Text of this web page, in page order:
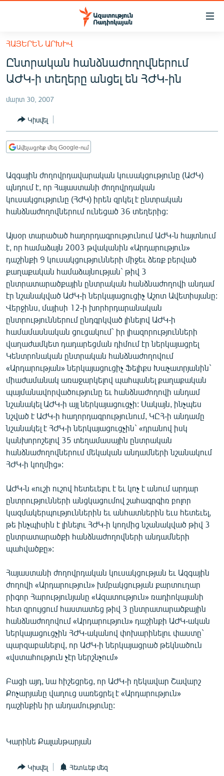
Մատչելիության
հիմնական
բովանդակությանը
Անցնել
հիմնական
մենյուին
ՀԱՅԱՍՏԱՆ
ՔԱՂԱՔԱԿԱՆ
ԸՆՏՐՈՒԹՅՈՒՆՆԵՐ 2026
ԻՐԱՎՈՒՆՔ
ՀԱՍԱՐԱԿՈՒԹՅՈՒՆ
ՂԱՐԱԲԱՂ
ՊԱՏԵՐԱԶՄԻ 6 ՇԱԲԱԹՆԵՐԸ
ՏԱՐԱԾԱՇՐՋԱՆ
ՄԻՋԱԶԳԱՅԻՆ
ՄՇԱԿՈՒՅԹ
ՍՊՈՐՏ
ՄԵԿՆԱԲԱՆՈՒԹՅՈՒՆ
ՏՏ ԵՒ ԻՆՏԵՐՆԵՏ
ԿՈՐՈՆԱՎԻՐՈՒՍ
ԱՐԽԻՎ
ՏԵՍԱՆՅՈՒԹԵՐ
ԲԱՆԱՎԵՃ
ՁԳՏԵԼՈՎ ԼԱՎԱԳՈՒՅՆԻՆ
ՓՈԴՔԱՍԹ
Հայերեն
English
ՀԵՏԵՎԵՔ ՄԵԶ
«Ազատության» բոլոր կայքերը
ՀԱՅԵՐԵՆ ԱՐԽԻՎ
Ընտրական հանձնաժողովներում
ԱԺԿ-ի տեղերը անցել են ՀԺԿ-ին
մարտ 30, 2007
Կիսվել
Ավելացրեք մեզ Google-ում
Ազգային ժողովրդավարական կուսակցությունը (ԱԺԿ)
պնդում է, որ Հայաստանի ժողովրդական
կուսակցությունը (ՀԺԿ) իրեն զրկել է ընտրական
հանձնաժողովներում ունեցած 36 տեղերից:
Այսօր տարածած հաղորդագրությունում ԱԺԿ-ն հայտնում
է, որ համաձայն 2003 թվականին «Արդարություն»
դաշինքի 9 կուսակցությունների միջեւ ձեռք բերված
քաղաքական համաձայնության` թիվ 3
ընտրատարածքային ընտրական հանձնաժողովի անդամ
էր նշանակված ԱԺԿ-ի ներկայացուցիչ Աշոտ Ավետիսյանը:
Վերջինս, մայիսի 12-ի խորհրդարանական
ընտրություններում ընդգրկված լինելով ԱԺԿ-ի
համամասնական ցուցակում` իր լիազորությունների
վաղաժամկետ դադարեցման դիմում էր ներկայացրել
Կենտրոնական ընտրական հանձնաժողովում
«Արդարության» ներկայացուցիչ Ֆելիքս Խաչատրյանին`
միաժամանակ առաջարկելով պահպանել քաղաքական
պայմանավորվածությունը եւ հանձնաժողովի անդամ
նշանակել ԱԺԿ-ի այլ ներկայացուցչի: Սակայն, ինչպես
նշված է ԱԺԿ-ի հաղորդագրությունում, ԿԸՀ-ի անդամը
նշանակել է ՀԺԿ-ի ներկայացուցչին` «դրանով իսկ
կանխորոշելով 35 տեղամասային ընտրական
հանձնաժողովներում մեկական անդամների նշանակում
ՀԺԿ-ի կողմից»:
ԱԺԿ-ն «ուշի ուշով հետեւելու է եւ կոչ է անում արդար
ընտրությունների անցկացումով շահագրգիռ բոլոր
կազմակերպություններին եւ անհատներին եւս հետեւել,
թե ինչպիսին է լինելու ՀԺԿ-ի կողմից նշանակված թիվ 3
ընտրատարածքի հանձնաժողովների անդամների
պահվածքը»:
Հայաստանի ժողովրդական կուսակցության եւ Ազգային
ժողովի «Արդարություն» խմբակցության քարտուղար
րիգոր Հարությունյանը «Ազատություն» ռադիոկայանի
հետ զրույցում հաստատեց թիվ 3 ընտրատարածքային
հանձնաժողովում «Արդարություն» դաշինքի ԱԺԿ-ական
ներկայացուցչին ՀԺԿ-ականով փոխարինելու փաստը`
պարզաբանելով, որ ԱԺԿ-ի ներկայացրած թեկնածուն
«վստահություն չէր ներշնչում»
Բացի այդ, նա հիշեցրեց, որ ԱԺԿ-ի ղեկավար Շավարշ
Քոչարյանը վաղուց սառեցրել է «Արդարություն»
դաշինքին իր անդամությունը:
Կարինե Քալանթարյան
Կիսվել Հետևեք մեզ